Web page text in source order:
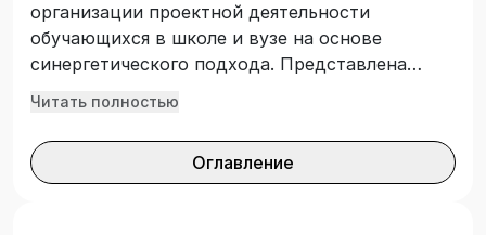
организации проектной деятельности
обучающихся в школе и вузе на основе
синергетического подхода. Представлена
технология и образцы инновационной
образования на основе современных
достижений в науке. Подготовлено с учетом
Читать полностью
Оглавление